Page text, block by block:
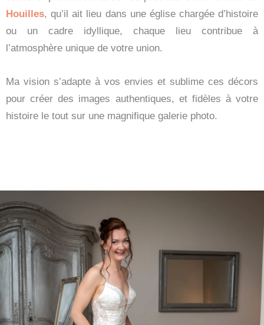
Houilles, qu’il ait lieu dans une église chargée d’histoire
ou un cadre idyllique, chaque lieu contribue à
l’atmosphère unique de votre union.
Ma vision s’adapte à vos envies et sublime ces décors
pour créer des images authentiques, et fidèles à votre
histoire le tout sur une magnifique galerie photo.